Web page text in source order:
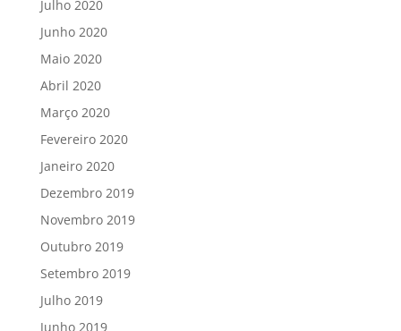
Julho 2020
Junho 2020
Maio 2020
Abril 2020
Março 2020
Fevereiro 2020
Janeiro 2020
Dezembro 2019
Novembro 2019
Outubro 2019
Setembro 2019
Julho 2019
Junho 2019